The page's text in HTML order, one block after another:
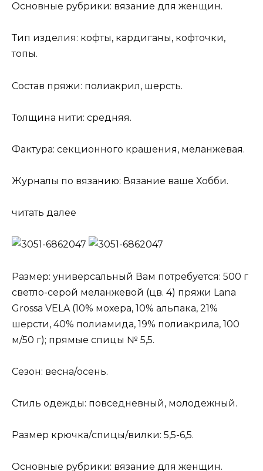
Основные рубрики: вязание для женщин.
Тип изделия: кофты, кардиганы, кофточки,
топы.
Состав пряжи: полиакрил, шерсть.
Толщина нити: средняя.
Фактура: секционного крашения, меланжевая.
Журналы по вязанию: Вязание ваше Хобби.
читать далее
Размер: универсальный Вам потребуется: 500 г
светло-серой меланжевой (цв. 4) пряжи Lana
Grossa VELA (10% мохера, 10% альпака, 21%
шерсти, 40% полиамида, 19% полиакрила, 100
м/50 г); прямые спицы № 5,5.
Сезон: весна/осень.
Стиль одежды: повседневный, молодежный.
Размер крючка/спицы/вилки: 5,5-6,5.
Основные рубрики: вязание для женщин.